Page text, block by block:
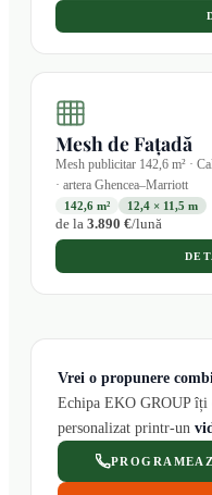
Mesh de Fațadă
Mesh publicitar 142,6 m² ·
· artera Ghencea–Marriott
142,6 m² 12,4 × 11,5 m
de la3.890 €/lună
Vrei o propunere
Echipa EKO GROUP îți
personalizat printr-un